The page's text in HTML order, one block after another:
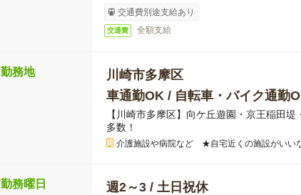
交通費別途支給あり
交通費 全額支給
勤務地
川崎市多摩区
車通勤OK / 自転車・バイク通勤
【川崎市多摩区】向ケ丘遊園・京王稲田
多数！
介護施設や病院など ★自宅近くの施設がいい
勤務曜日 週2～3 / 土日祝休